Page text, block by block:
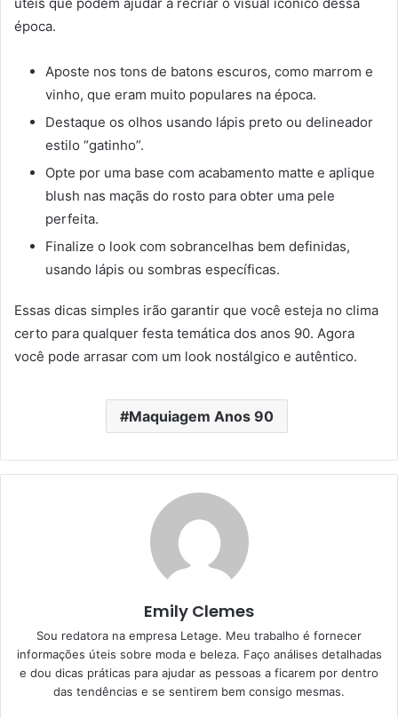
época.
Aposte nos tons de batons escuros, como marrom e
vinho, que eram muito populares na época.
Destaque os olhos usando lápis preto ou delineador
estilo “gatinho”.
Opte por uma base com acabamento matte e aplique
blush nas maçãs do rosto para obter uma pele
perfeita.
Finalize o look com sobrancelhas bem definidas,
usando lápis ou sombras específicas.
Essas dicas simples irão garantir que você esteja no clima
certo para qualquer festa temática dos anos 90. Agora
você pode arrasar com um look nostálgico e autêntico.
Maquiagem Anos 90
Emily Clemes
Sou redatora na empresa Letage. Meu trabalho é fornecer
informações úteis sobre moda e beleza. Faço análises detalhadas
e dou dicas práticas para ajudar as pessoas a ficarem por dentro
das tendências e se sentirem bem consigo mesmas.